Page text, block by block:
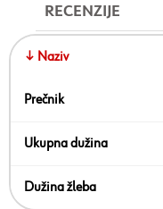
RECENZIJE
↓ Naziv
Prečnik
Ukupna dužina
Dužina žleba